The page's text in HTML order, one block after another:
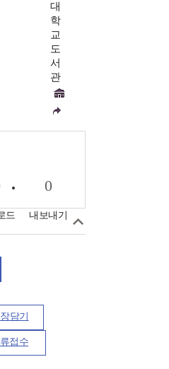
대
학
교
도
서
관
드
0
내보내기
담기
접수